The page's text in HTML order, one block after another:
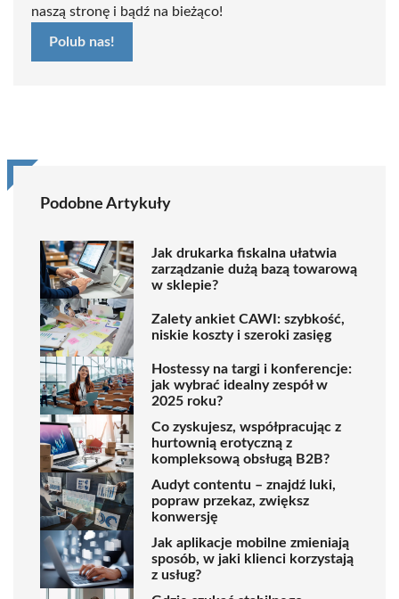
naszą stronę i bądź na bieżąco!
Polub nas!
Podobne Artykuły
Jak drukarka fiskalna ułatwia
zarządzanie dużą bazą towarową
w sklepie?
Zalety ankiet CAWI: szybkość,
niskie koszty i szeroki zasięg
Hostessy na targi i konferencje:
jak wybrać idealny zespół w
2025 roku?
Co zyskujesz, współpracując z
hurtownią erotyczną z
kompleksową obsługą B2B?
Audyt contentu – znajdź luki,
popraw przekaz, zwiększ
konwersję
Jak aplikacje mobilne zmieniają
sposób, w jaki klienci korzystają
z usług?